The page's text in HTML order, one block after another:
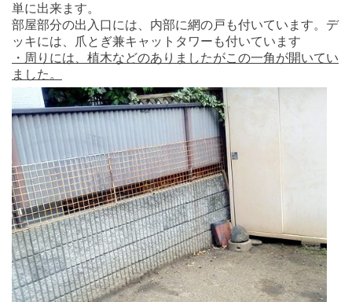
単に出来ます。
部屋部分の出入口には、内部に網の戸も付いています。デ
ッキには、爪とぎ兼キャットタワーも付いています
・周りには、植木などのありましたがこの一角が開いてい
ました。